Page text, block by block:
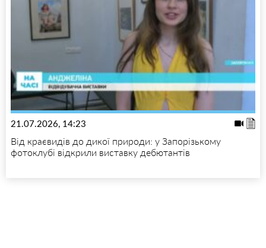
21.07.2026, 14:23
Від краєвидів до дикої природи: у Запорізькому
фотоклубі відкрили виставку дебютантів